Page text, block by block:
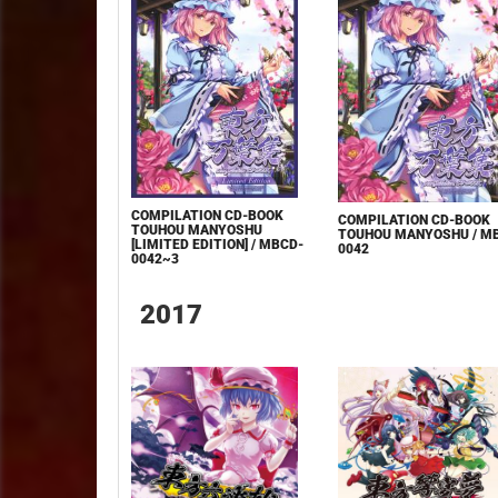
COMPILATION CD-BOOK
TOUHOU MANYOSHU
[LIMITED EDITION] / MBCD-
0042~3
COMPILATION CD-BOOK
TOUHOU MANYOSHU /
0042
2017